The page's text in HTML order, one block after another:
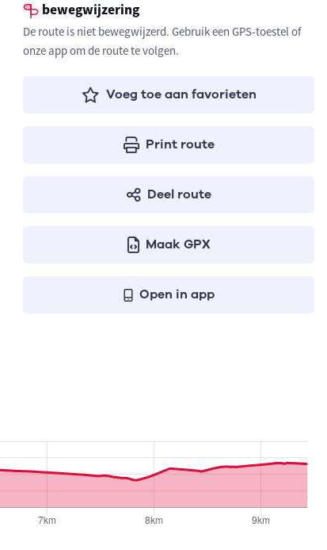
bewegwijzering
De route is niet bewegwijzerd. Gebruik een GPS-toestel of
onze app om de route te volgen.
Voeg toe aan favorieten
Print route
Deel route
Maak GPX
Open in app